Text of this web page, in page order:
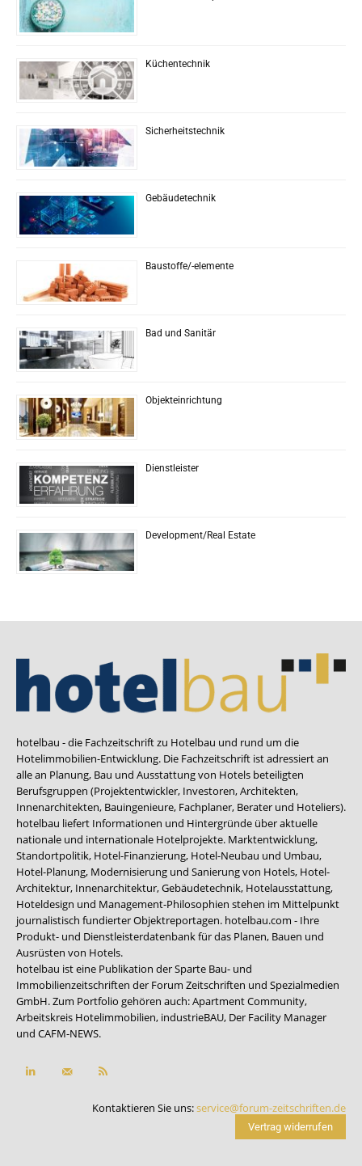
Küchentechnik
Sicherheitstechnik
Gebäudetechnik
Baustoffe/-elemente
Bad und Sanitär
Objekteinrichtung
Dienstleister
Development/Real Estate
hotelbau - die Fachzeitschrift zu Hotelbau und rund um die
Hotelimmobilien-Entwicklung. Die Fachzeitschrift ist adressiert an
alle an Planung, Bau und Ausstattung von Hotels beteiligten
Berufsgruppen (Projektentwickler, Investoren, Architekten,
Innenarchitekten, Bauingenieure, Fachplaner, Berater und Hoteliers).
hotelbau liefert Informationen und Hintergründe über aktuelle
nationale und internationale Hotelprojekte. Marktentwicklung,
Standortpolitik, Hotel-Finanzierung, Hotel-Neubau und Umbau,
Hotel-Planung, Modernisierung und Sanierung von Hotels, Hotel-
Architektur, Innenarchitektur, Gebäudetechnik, Hotelausstattung,
Hoteldesign und Management-Philosophien stehen im Mittelpunkt
journalistisch fundierter Objektreportagen. hotelbau.com - Ihre
Produkt- und Dienstleisterdatenbank für das Planen, Bauen und
Ausrüsten von Hotels.
hotelbau ist eine Publikation der Sparte Bau- und
Immobilienzeitschriften der Forum Zeitschriften und Spezialmedien
GmbH. Zum Portfolio gehören auch:Apartment Community,
Arbeitskreis Hotelimmobilien, industrieBAU, Der Facility Manager
und CAFM-NEWS.
Kontaktieren Sie uns:service@forum-zeitschriften.de
Vertrag widerrufen